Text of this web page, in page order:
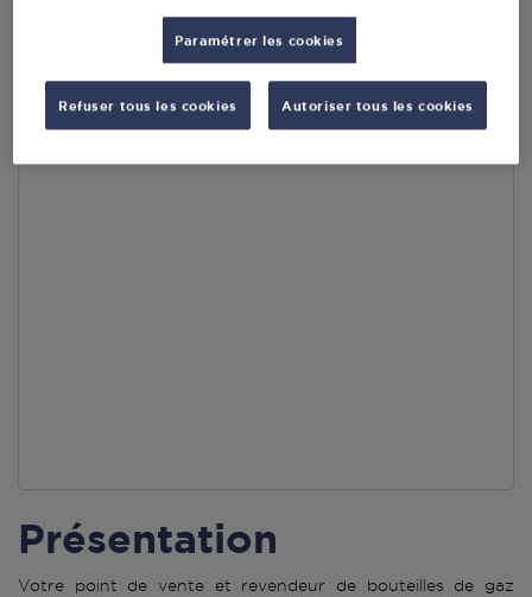
Accès
Présentation
Votre point de vente et revendeur de bouteilles de gaz
Paramétrer les cookies
Refuser tous les cookies Autoriser tous les cookies